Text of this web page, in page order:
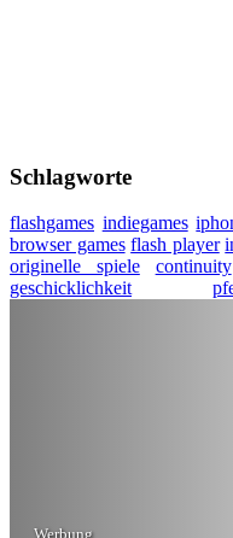
Schlagworte
flashgames indiegames
browser games flash player
originelle spiele
continuity
geschicklichkeit
Werbung